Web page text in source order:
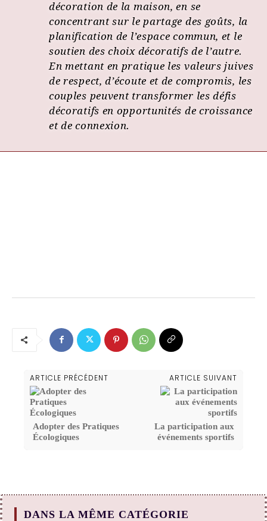
décoration de la maison, en se
concentrant sur le partage des goûts, la
planification de l’espace commun, et le
soutien des choix décoratifs de l’autre.
En mettant en pratique les valeurs juives
de respect, d’écoute et de compromis, les
couples peuvent transformer les défis
décoratifs en opportunités de croissance
et de connexion.
ARTICLE PRÉCÉDENT
Adopter des Pratiques
Écologiques
ARTICLE SUIVANT
La participation aux
événements sportifs
DANS LA MÊME CATÉGORIE